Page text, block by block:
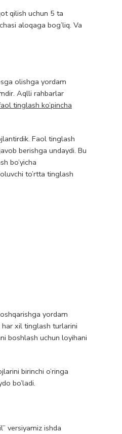
qilish uchun 5 ta
aloqaga bog’liq. Va
olishga yordam
Aqlli rahbarlar
tinglash ko’pincha
Faol tinglash
berishga undaydi. Bu
bo’yicha
to’rtta tinglash
yordam
har xil tinglash turlarini
boshlash uchun loyihani
birinchi o’ringa
bo’ladi.
versiyamiz ishda